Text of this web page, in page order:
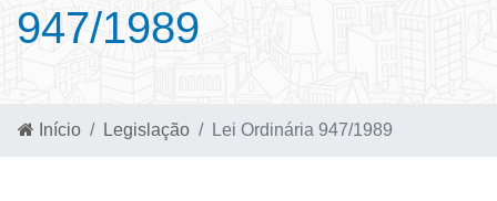
947/1989
Início Legislação Lei Ordinária 947/1989